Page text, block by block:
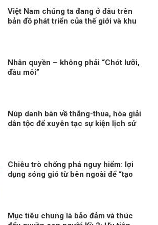
Việt Nam chúng ta đang ở đâu trên
bản đồ phát triển của thế giới và khu
Nhân quyền – không phải “Chót lưỡi,
đầu môi”
Núp danh bàn về thắng-thua, hòa giải
dân tộc để xuyên tạc sự kiện lịch sử
Chiêu trò chống phá nguy hiểm: lợi
dụng sóng gió từ bên ngoài để “tạo
Mục tiêu chung là bảo đảm và thúc